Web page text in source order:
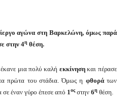
αγώνα στη Βαρκελώνη, όμως παρά
στην 4η θέση.
μια πολύ καλή εκκίνησηκαι πέρασε
πρώτα του στάδια. Όμως η φθοράτων
έναν γύρο έπεσε από 1οςστην 6η θέση.